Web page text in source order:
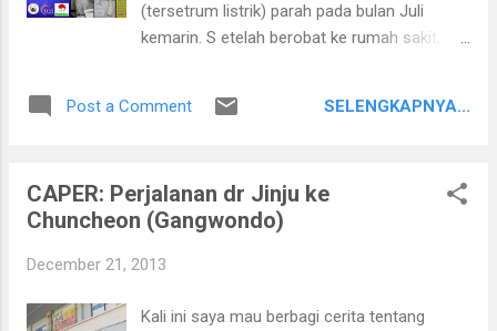
abad di Spanyol dan Amerika latin, power nap
(tersetrum listrik) parah pada bulan Juli
kemarin. S etelah berobat ke rumah sakit,
sehingga harus dimputasi tangan kanan dan
Post a Comment SELENGKAPNYA...
CAPER: Perjalanan dr Jinju ke
Chuncheon (Gangwondo)
December 21, 2013
Kali ini saya mau berbagi cerita tentang